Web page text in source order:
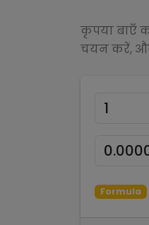
कृपया बाएँ
चयन करें, और
Formula